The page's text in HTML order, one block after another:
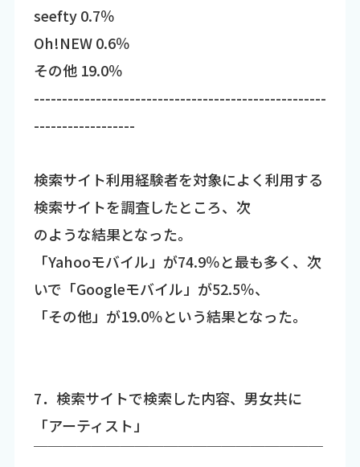
seefty 0.7％
Oh!NEW 0.6％
その他 19.0％
----------------------------------------------------
------------------
検索サイト利用経験者を対象によく利用する
検索サイトを調査したところ、次
のような結果となった。
「Yahooモバイル」が74.9％と最も多く、次
いで「Googleモバイル」が52.5％、
「その他」が19.0％という結果となった。
7．検索サイトで検索した内容、男女共に
「アーティスト」
￣￣￣￣￣￣￣￣￣￣￣￣￣￣￣￣￣￣￣￣